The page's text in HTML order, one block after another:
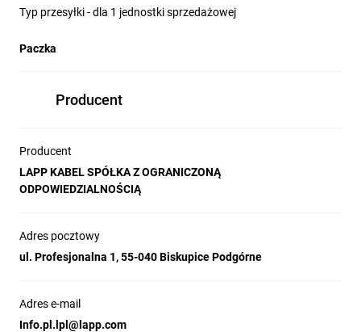
Typ przesyłki - dla 1 jednostki sprzedażowej
Paczka
Producent
Producent
LAPP KABEL SPÓŁKA Z OGRANICZONĄ
ODPOWIEDZIALNOŚCIĄ
Adres pocztowy
ul. Profesjonalna 1, 55-040 Biskupice Podgórne
Adres e-mail
Info.pl.lpl@lapp.com